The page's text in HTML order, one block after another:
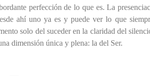
perfección de lo que es. La
ahí uno ya es y puede ver lo que
solo del suceder en la claridad del
dimensión única y plena: la del Ser.